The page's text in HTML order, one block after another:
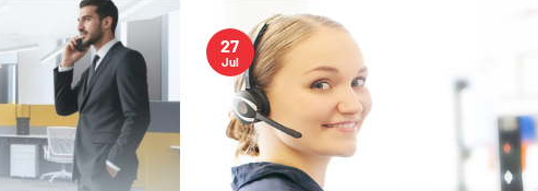
27
Jul